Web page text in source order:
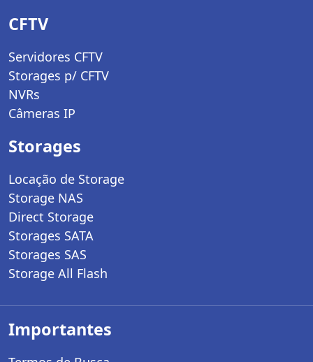
CFTV
Servidores CFTV
Storages p/ CFTV
NVRs
Câmeras IP
Storages
Locação de Storage
Storage NAS
Direct Storage
Storages SATA
Storages SAS
Storage All Flash
Importantes